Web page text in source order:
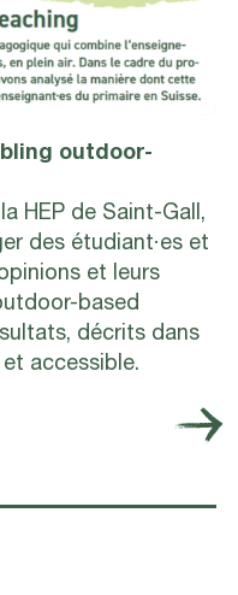
outdoor-
HEP de Saint-Gall,
des étudiant·es et
et leurs
based
décrits dans
accessible.